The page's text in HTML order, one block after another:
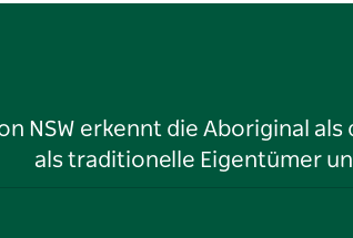
NSW erkennt die Aboriginal
als traditionelle Eigentümer